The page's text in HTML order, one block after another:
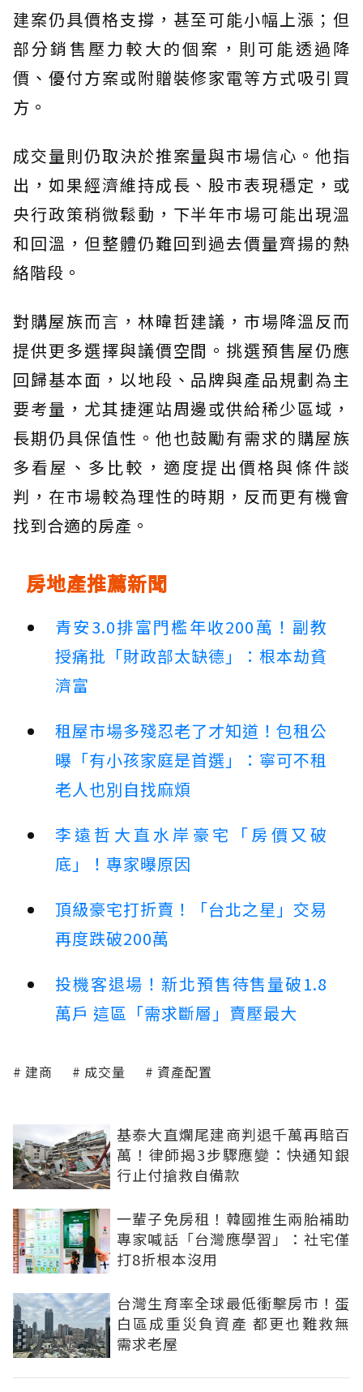
建案仍具價格支撐，甚至可能小幅上漲；但
部分銷售壓力較大的個案，則可能透過降
價、優付方案或附贈裝修家電等方式吸引買
方。
成交量則仍取決於推案量與市場信心。他指
出，如果經濟維持成長、股市表現穩定，或
央行政策稍微鬆動，下半年市場可能出現溫
和回溫，但整體仍難回到過去價量齊揚的熱
絡階段。
對購屋族而言，林暐哲建議，市場降溫反而
提供更多選擇與議價空間。挑選預售屋仍應
回歸基本面，以地段、品牌與產品規劃為主
要考量，尤其捷運站周邊或供給稀少區域，
長期仍具保值性。他也鼓勵有需求的購屋族
多看屋、多比較，適度提出價格與條件談
判，在市場較為理性的時期，反而更有機會
找到合適的房產。
房地產推薦新聞
青安3.0排富門檻年收200萬！副教
授痛批「財政部太缺德」：根本劫貧
濟富
租屋市場多殘忍老了才知道！包租公
曝「有小孩家庭是首選」：寧可不租
老人也別自找麻煩
李遠哲大直水岸豪宅「房價又破
底」！專家曝原因
頂級豪宅打折賣！「台北之星」交易
再度跌破200萬
投機客退場！新北預售待售量破1.8
萬戶 這區「需求斷層」賣壓最大
建商 成交量 資產配置
基泰大直爛尾建商判退千萬再賠百
萬！律師揭3步驟應變：快通知銀
行止付搶救自備款
一輩子免房租！韓國推生兩胎補助
專家喊話「台灣應學習」：社宅僅
打8折根本沒用
台灣生育率全球最低衝擊房市！蛋
白區成重災負資產 都更也難救無
需求老屋